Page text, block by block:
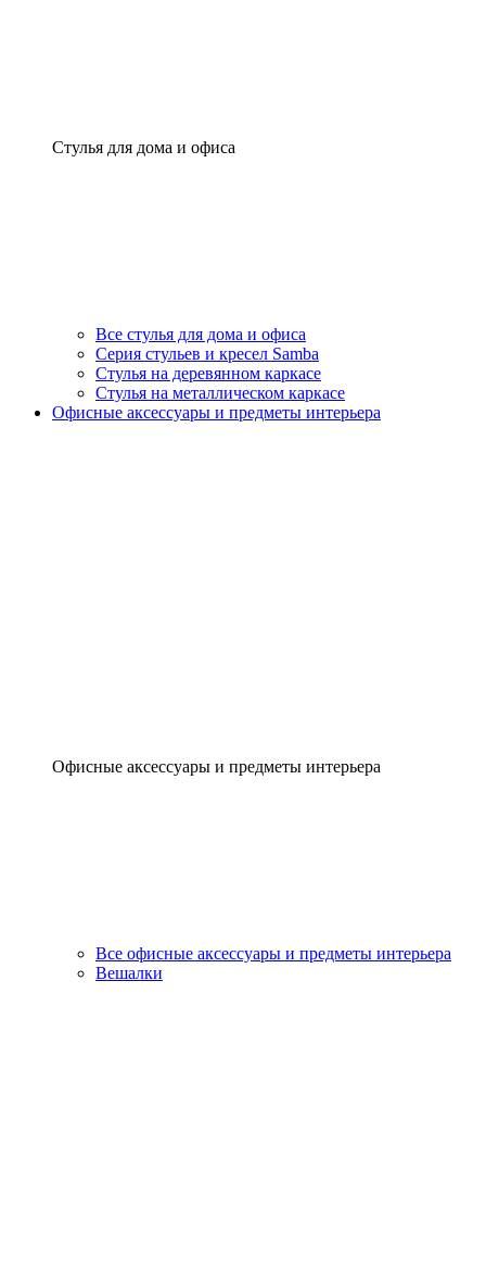
Стулья для дома и офиса
Все стулья для дома и офиса
Серия стульев и кресел Samba
Стулья на деревянном каркасе
Стулья на металлическом каркасе
Офисные аксессуары и предметы интерьера
Офисные аксессуары и предметы интерьера
Все офисные аксессуары и предметы интерьера
Вешалки